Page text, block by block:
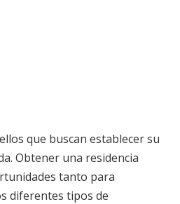
que buscan establecer su
Obtener una residencia
tanto para
diferentes tipos de